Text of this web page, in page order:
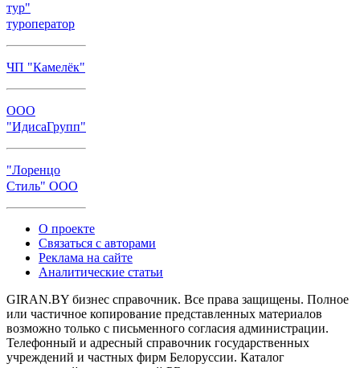
тур"
туроператор
ЧП "Камелёк"
ООО
"ИдисаГрупп"
"Лоренцо
Стиль" ООО
О проекте
Связаться с авторами
Реклама на сайте
Аналитические статьи
GIRAN.BY бизнес справочник. Все права защищены. Полное
или частичное копирование представленных материалов
возможно только с письменного согласия администрации.
Телефонный и адресный справочник государственных
учреждений и частных фирм Белоруссии. Каталог